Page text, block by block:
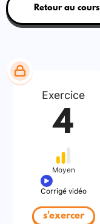
Retour au cours
Exercice
4
Moyen
Corrigé vidéo
s'exercer